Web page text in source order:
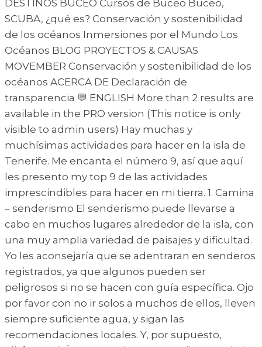
DESTINOS BUCEO Cursos de Buceo Buceo,
SCUBA, ¿qué es? Conservación y sostenibilidad
de los océanos Inmersiones por el Mundo Los
Océanos BLOG PROYECTOS & CAUSAS
MOVEMBER Conservación y sostenibilidad de los
océanos ACERCA DE Declaración de
transparencia 💬 ENGLISH More than 2 results are
available in the PRO version (This notice is only
visible to admin users) Hay muchas y
muchísimas actividades para hacer en la isla de
Tenerife. Me encanta el número 9, así que aquí
les presento my top 9 de las actividades
imprescindibles para hacer en mi tierra. 1. Camina
– senderismo El senderismo puede llevarse a
cabo en muchos lugares alrededor de la isla, con
una muy amplia variedad de paisajes y dificultad.
Yo les aconsejaría que se adentraran en senderos
registrados, ya que algunos pueden ser
peligrosos si no se hacen con guía específica. Ojo
por favor con no ir solos a muchos de ellos, lleven
siempre suficiente agua, y sigan las
recomendaciones locales. Y, por supuesto,